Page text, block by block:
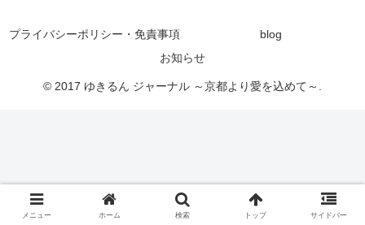
プライバシーポリシー・免責事項
blog
お知らせ
© 2017 ゆきるん ジャーナル ～京都より愛を込めて～.
メニュー ホーム 検索 トップ サイドバー